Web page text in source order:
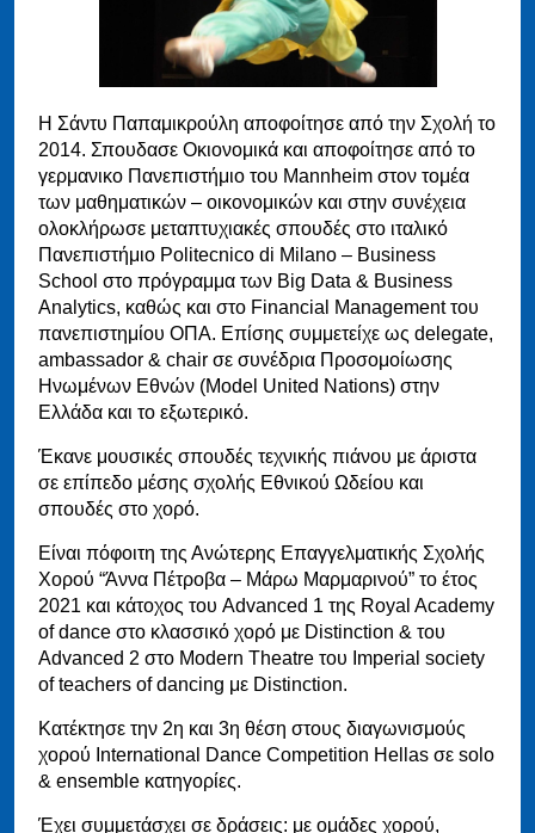
Η Σάντυ Παπαμικρούλη αποφοίτησε από την Σχολή το
2014. Σπουδασε Οκιονομικά και αποφοίτησε από το
γερμανικο Πανεπιστήμιο του Mannheim στον τομέα
των μαθηματικών – οικονομικών και στην συνέχεια
ολοκλήρωσε μεταπτυχιακές σπουδές στο ιταλικό
Πανεπιστήμιο Politecnico di Milano – Business
School στο πρόγραμμα των Big Data & Business
Analytics, καθώς και στο Financial Management του
πανεπιστημίου ΟΠΑ. Επίσης συμμετείχε ως delegate,
ambassador & chair σε συνέδρια Προσομοίωσης
Ηνωμένων Εθνών (Model United Nations) στην
Ελλάδα και το εξωτερικό.
Έκανε μουσικές σπουδές τεχνικής πιάνου με άριστα
σε επίπεδο μέσης σχολής Εθνικού Ωδείου και
σπουδές στο χορό.
Είναι πόφοιτη της Ανώτερης Επαγγελματικής Σχολής
Χορού “Άννα Πέτροβα – Μάρω Μαρμαρινού” το έτος
2021 και κάτοχος του Advanced 1 της Royal Academy
of dance στο κλασσικό χορό με Distinction & του
Advanced 2 στο Modern Theatre του Imperial society
of teachers of dancing με Distinction.
Κατέκτησε την 2η και 3η θέση στους διαγωνισμούς
χορού International Dance Competition Hellas σε solo
& ensemble κατηγορίες.
Έχει συμμετάσχει σε δράσεις: με ομάδες χορού,